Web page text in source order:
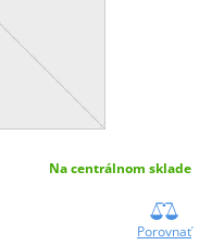
Na centrálnom sklade
Porovnať